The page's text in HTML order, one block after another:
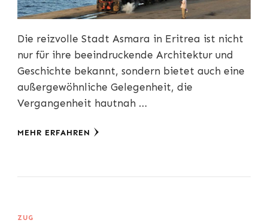
Die reizvolle Stadt Asmara in Eritrea ist nicht
nur für ihre beeindruckende Architektur und
Geschichte bekannt, sondern bietet auch eine
außergewöhnliche Gelegenheit, die
Vergangenheit hautnah …
MEHR ERFAHREN
ZUG